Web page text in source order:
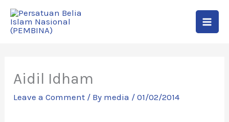
Skip
Aidil Idham
Leave a Comment / By media /01/02/2014